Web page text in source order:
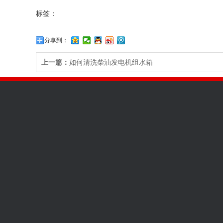
标签：
分享到：
上一篇： 如何清洗柴油发电机组水箱